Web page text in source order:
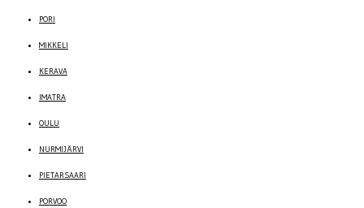
PORI
MIKKELI
KERAVA
IMATRA
OULU
NURMIJÄRVI
PIETARSAARI
PORVOO